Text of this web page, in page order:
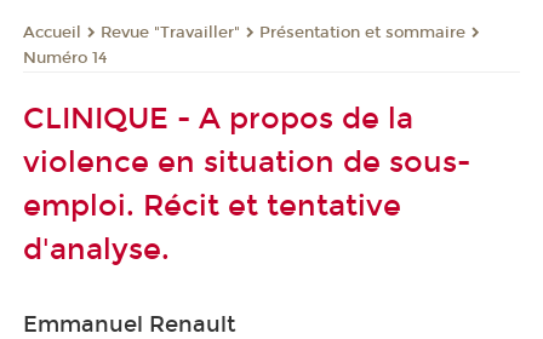
Accueil Revue "Travailler"
Présentation et sommaire
Numéro 14
CLINIQUE - A propos de la
violence en situation de sous-
emploi. Récit et tentative
d'analyse.
Emmanuel Renault